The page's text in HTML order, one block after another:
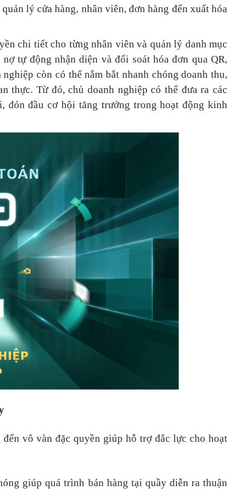
lý cửa hàng, nhân viên, đơn hàng đến xuất hóa
chi tiết cho từng nhân viên và quản lý danh mục
tự động nhận diện và đối soát hóa đơn qua QR,
còn có thể nắm bắt nhanh chóng doanh thu,
thực. Từ đó, chủ doanh nghiệpcó thể đưara các
đón đầu cơ hội tăng trưởng trong hoạt động kinh
vô vàn đặc quyền giúp hỗ trợ đắc lực cho hoạt
giúp quá trình bán hàng tại quầy diễn ra thuận